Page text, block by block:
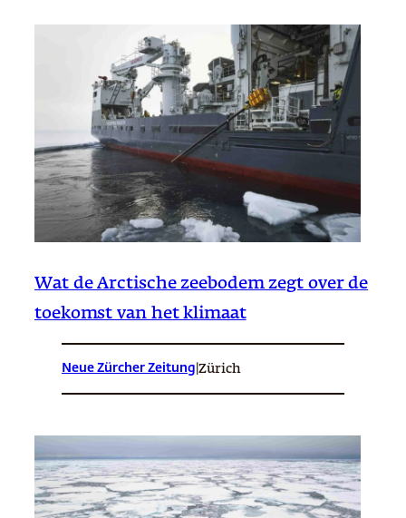
Wat de Arctische zeebodem zegt over de
toekomst van het klimaat
Neue Zürcher Zeitung Zürich